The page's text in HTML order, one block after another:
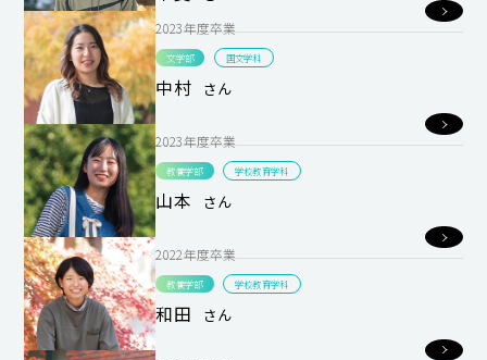
2023年度卒業
文学部 国文学科
中村 さん
2023年度卒業
教養学部 学校教育学科
山本 さん
2022年度卒業
教養学部 学校教育学科
和田 さん